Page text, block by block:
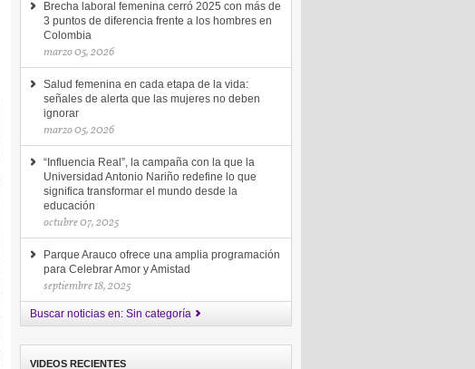
Brecha laboral femenina cerró 2025 con más de
3 puntos de diferencia frente a los hombres en
Colombia
marzo 05, 2026
Salud femenina en cada etapa de la vida:
señales de alerta que las mujeres no deben
ignorar
marzo 05, 2026
“Influencia Real”, la campaña con la que la
Universidad Antonio Nariño redefine lo que
significa transformar el mundo desde la
educación
octubre 07, 2025
Parque Arauco ofrece una amplia programación
para Celebrar Amor y Amistad
septiembre 18, 2025
Buscar noticias en: Sin categoría
VIDEOS RECIENTES